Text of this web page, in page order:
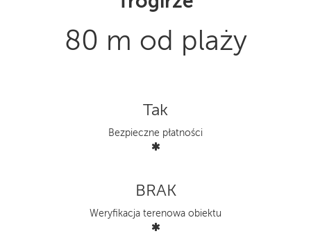
80 m od plaży
Tak
Bezpieczne płatności
BRAK
Weryfikacja terenowa obiektu